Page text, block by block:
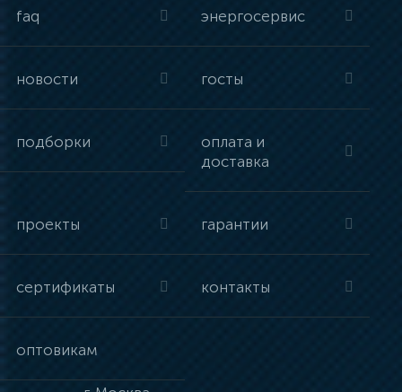
faq энергосервис
новости госты
подборки
оплата и
доставка
проекты гарантии
сертификаты контакты
оптовикам